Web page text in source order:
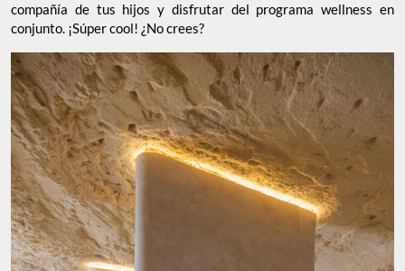
compañía de tus hijos y disfrutar del programa wellness en
conjunto. ¡Súper cool! ¿No crees?